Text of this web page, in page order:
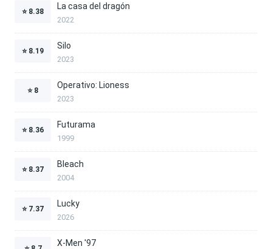
⭐ 8.38
La casa del dragón
2022
⭐ 8.19
Silo
2023
⭐ 8
Operativo: Lioness
2023
⭐ 8.36
Futurama
1999
⭐ 8.37
Bleach
2004
⭐ 7.37
Lucky
2026
X-Men '97